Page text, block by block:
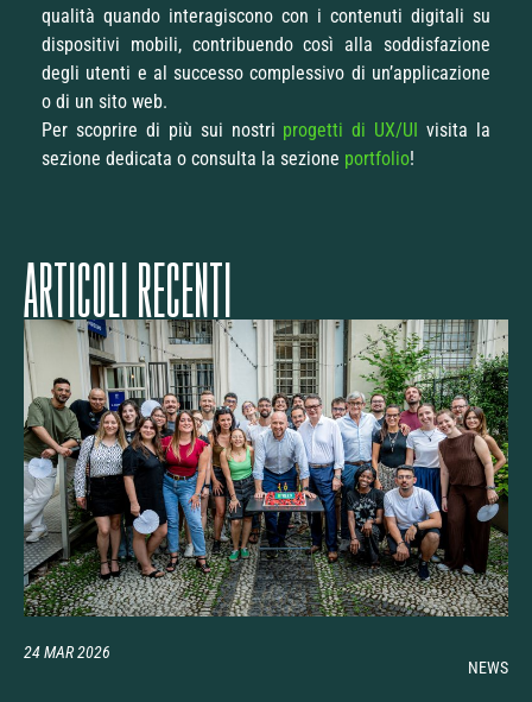
qualità quando interagiscono con i contenuti digitali su
dispositivi mobili, contribuendo così alla soddisfazione
degli utenti e al successo complessivo di un’applicazione
o di un sito web.
Per scoprire di più sui nostri progetti di UX/UI visita la
sezione dedicata o consulta la sezione portfolio!
ARTICOLI RECENTI
24 MAR 2026
NEWS